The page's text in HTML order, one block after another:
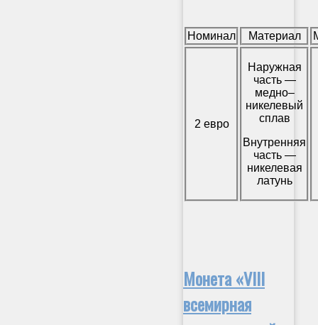
Номинал Материал
2 евро
Наружная
часть —
медно–
никелевый
сплав
Внутренняя
часть —
никелевая
латунь
Монета «VIII
всемирная